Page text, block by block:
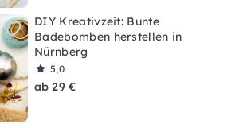
DIY Kreativzeit: Bunte
Badebomben herstellen in
Nürnberg
5,0
ab 29 €